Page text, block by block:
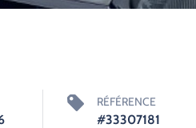
RÉFÉRENCE
#33307181